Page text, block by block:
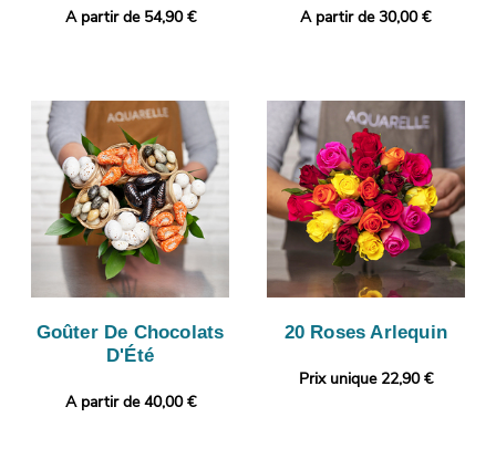
A partir de 54,90 € A partir de 30,00 €
Goûter De Chocolats
D'Été
A partir de 40,00 €
20 Roses Arlequin
Prix unique 22,90 €